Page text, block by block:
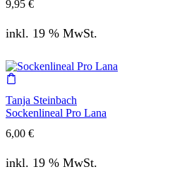
9,95 €
inkl. 19 % MwSt.
Tanja Steinbach
Sockenlineal Pro Lana
6,00 €
inkl. 19 % MwSt.